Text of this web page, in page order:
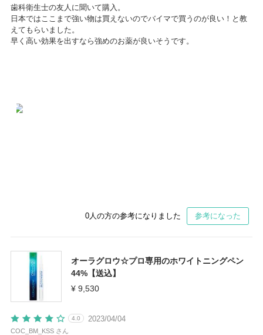
歯科衛生士の友人に聞いて購入。
日本ではここまで強い物は買えないのでバイマで買うのが良い！と教
えてもらいました。
早く高い効果を出すなら強めのお薬が良いそうです。
0 人の方の参考になりました 参考になった
オーラグロウ☆プロ専用のホワイトニングペン
44%【送込】
¥ 9,530
2023/04/04
4.0
COC_BM_KSS さん